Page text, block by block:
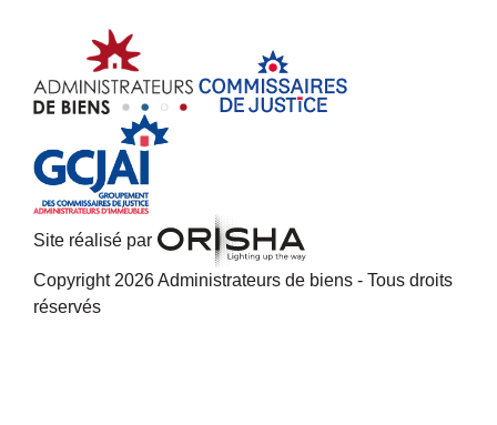
Site réalisé par
Copyright 2026 Administrateurs de biens - Tous droits
réservés